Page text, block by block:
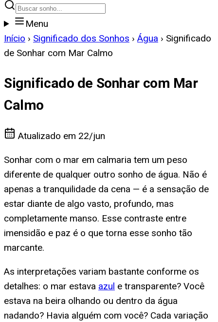
Menu
Início › Significado dos Sonhos › Água › Significado
de Sonhar com Mar Calmo
Significado de Sonhar com Mar
Calmo
Atualizado em 22/jun
Sonhar com o mar em calmaria tem um peso
diferente de qualquer outro sonho de água. Não é
apenas a tranquilidade da cena — é a sensação de
estar diante de algo vasto, profundo, mas
completamente manso. Esse contraste entre
imensidão e paz é o que torna esse sonho tão
marcante.
As interpretações variam bastante conforme os
detalhes: o mar estava azul e transparente? Você
estava na beira olhando ou dentro da água
nadando? Havia alguém com você? Cada variação